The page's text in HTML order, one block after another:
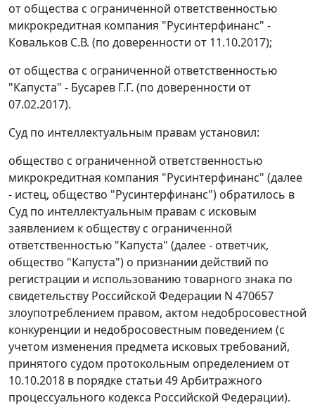
от общества с ограниченной ответственностью
микрокредитная компания "Русинтерфинанс" -
Ковальков С.В. (по доверенности от 11.10.2017);
от общества с ограниченной ответственностью
"Капуста" - Бусарев Г.Г. (по доверенности от
07.02.2017).
Суд по интеллектуальным правам установил:
общество с ограниченной ответственностью
микрокредитная компания "Русинтерфинанс" (далее
- истец, общество "Русинтерфинанс") обратилось в
Суд по интеллектуальным правам с исковым
заявлением к обществу с ограниченной
ответственностью "Капуста" (далее - ответчик,
общество "Капуста") о признании действий по
регистрации и использованию товарного знака по
свидетельству Российской Федерации N 470657
злоупотреблением правом, актом недобросовестной
конкуренции и недобросовестным поведением (с
учетом изменения предмета исковых требований,
принятого судом протокольным определением от
10.10.2018 в порядке статьи 49 Арбитражного
процессуального кодекса Российской Федерации).